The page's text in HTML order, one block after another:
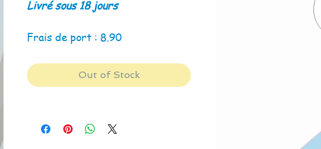
Livré sous 18 jours
Frais de port : 8.90
Out of Stock